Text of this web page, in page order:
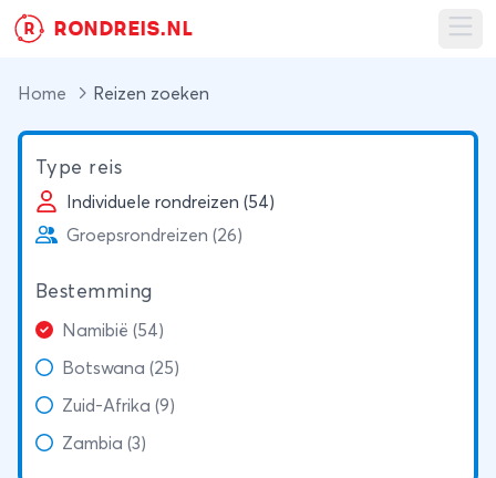
R RONDREIS.NL
Home Reizen zoeken
Type reis
Individuele rondreizen (54)
Groepsrondreizen (26)
Bestemming
Namibië (54)
Botswana (25)
Zuid-Afrika (9)
Zambia (3)